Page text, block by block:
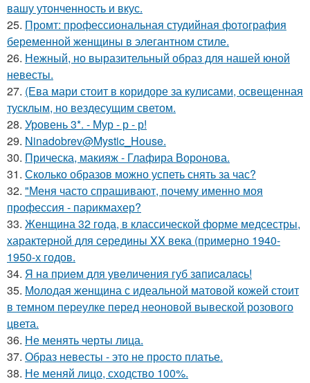
вашу утонченность и вкус.
25. Промт: профессиональная студийная фотография
беременной женщины в элегантном стиле.
26. Нежный, но выразительный образ для нашей юной
невесты.
27. (Ева мари стоит в коридоре за кулисами, освещенная
тусклым, но вездесущим светом.
28. Уровень 3*. - Мур - р - р!
29. Ninadobrev@Mystic_House.
30. Прическа, макияж - Глафира Воронова.
31. Сколько образов можно успеть снять за час?
32. "Меня часто спрашивают, почему именно моя
профессия - парикмахер?
33. Женщина 32 года, в классической форме медсестры,
характерной для середины XX века (примерно 1940-
1950-х годов.
34. Я нa пpиeм для увeличeния губ зaпиcaлacь!
35. Молодая женщина с идеальной матовой кожей стоит
в темном переулке перед неоновой вывеской розового
цвета.
36. Не менять черты лица.
37. Образ невесты - это не просто платье.
38. Не меняй лицо, сходство 100%.